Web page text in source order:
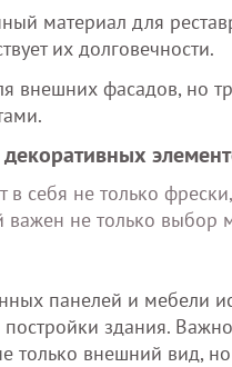
материал для
их долговечности.
внешних фасадов, но
в себя не только
важен не только
панелей и мебели
здания.
только внешний вид,